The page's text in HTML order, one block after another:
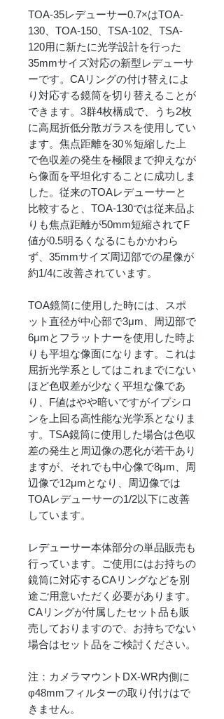
TOA-35レデューサー0.7×はTOA-
130、TOA-150、TSA-102、TSA-
120用に新たに光学設計を行った
35mmサイズ対応の新型レデューサ
ーです。CAリングの付け替えによ
り対応する鏡筒を切り替えることが
できます。3群4枚構成で、うち2枚
に高屈折低分散ガラスを使用してい
ます。焦点距離を30％短縮した上
で色収差の発生を極限まで抑えなが
ら像面を平坦化することに成功しま
した。従来のTOAレデューサーと
比較すると、TOA-130では従来品よ
りも焦点距離が50mm短縮されてF
値が0.5明るくなるにもかかわら
ず、35mmサイズ周辺部での星像が
約1/4に改善されています。
TOA鏡筒に使用した時には、スポ
ット直径が中心部で3μm、周辺部で
6μmとフラットナーを使用した時よ
りも平坦な像面になります。これは
屈折光学系としてはこれまでにない
ほど色収差が少なく平坦な像であ
り、F値はやや暗いですがイプシロ
ンを上回る高性能な光学系となりま
す。TSA鏡筒に使用した場合は色収
差の発生と周辺像の悪化が若干あり
ますが、それでも中心像で8μm、周
辺像で12μmとなり、周辺像では
TOAレデューサーの1/2以下に改善
しています。
レデューサー本体部分の単品販売も
行っています。ご使用にはお持ちの
鏡筒に対応するCAリングなどを別
途ご用意いただく必要があります。
CAリングが付属したセット品も販
売しておりますので、お持ちでない
場合はセット品をご検討ください。
注：カメラマウントDX-WR内側に
φ48mmフィルターの取り付けはで
きません。